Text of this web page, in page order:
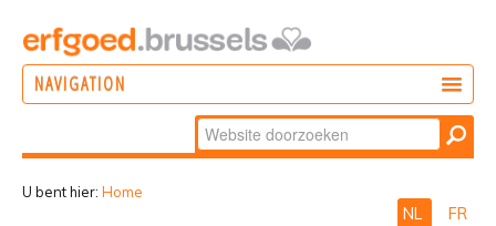
NAVIGATION
Zoek
Geavanceerd
U bent hier: Home
NL FR